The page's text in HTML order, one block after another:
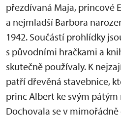
přezdívaná Maja, princové
a nejmladší Barbora
1942. Součástí prohlídky
s původními hračkami a
skutečně používaly. K
patří dřevěná stavebnice,
princ Albert ke svým
Dochovala se v